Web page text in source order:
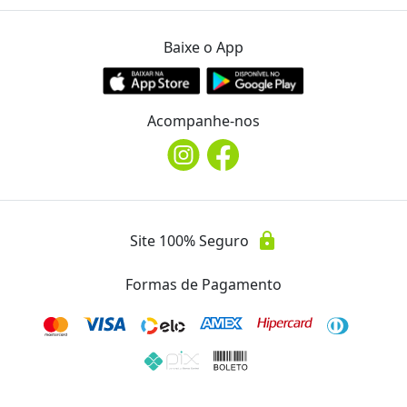
Essa oferta ainda não possui avaliações.
Baixe o App
Acompanhe-nos
Site 100% Seguro lock
Formas de Pagamento